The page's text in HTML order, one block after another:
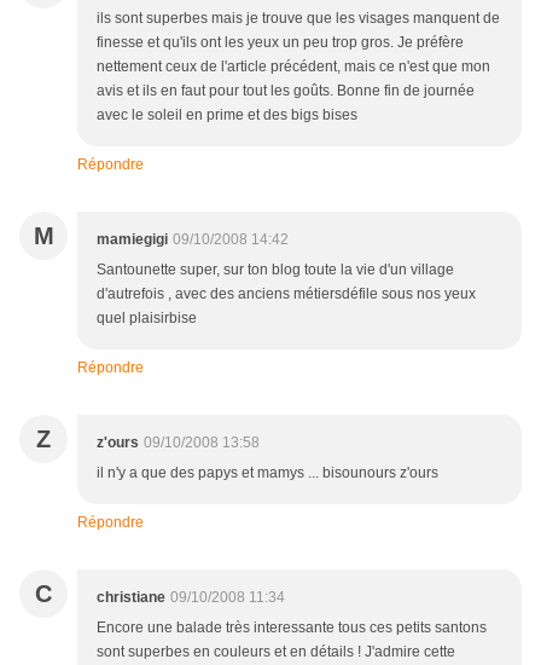
ils sont superbes mais je trouve que les visages manquent de
finesse et qu'ils ont les yeux un peu trop gros. Je préfère
nettement ceux de l'article précédent, mais ce n'est que mon
avis et ils en faut pour tout les goûts. Bonne fin de journée
avec le soleil en prime et des bigs bises
Répondre
M mamiegigi 09/10/2008 14:42
Santounette super, sur ton blog toute la vie d'un village
d'autrefois , avec des anciens métiersdéfile sous nos yeux
quel plaisirbise
Répondre
Z z'ours 09/10/2008 13:58
il n'y a que des papys et mamys ... bisounours z'ours
Répondre
C christiane 09/10/2008 11:34
Encore une balade très interessante tous ces petits santons
sont superbes en couleurs et en détails ! J'admire cette